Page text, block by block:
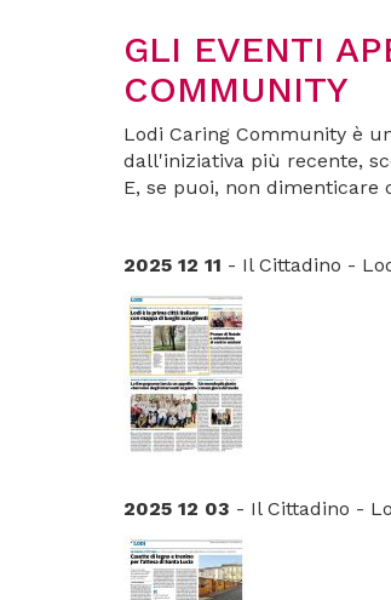
GLI EVENTI
COMMUNITY
Lodi Caring Community è
dall'iniziativa più recente,
E, se puoi, non dimenticare
2025 12 11 - Il Cittadino -
2025 12 03 - Il Cittadino -